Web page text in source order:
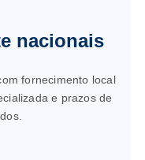
nacionais
fornecimento local
e prazos de